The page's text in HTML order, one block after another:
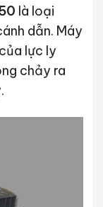
là loại
dẫn. Máy
lực ly
chảy ra